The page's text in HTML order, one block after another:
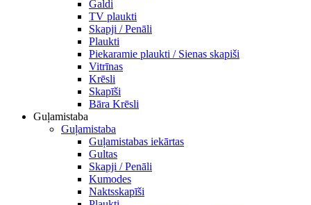
Galdi
TV plaukti
Skapji / Penāli
Plaukti
Piekaramie plaukti / Sienas skapiši
Vitrīnas
Krēsli
Skapīši
Bāra Krēsli
Guļamistaba
Guļamistaba
Guļamistabas iekārtas
Gultas
Skapji / Penāli
Kumodes
Naktsskapīši